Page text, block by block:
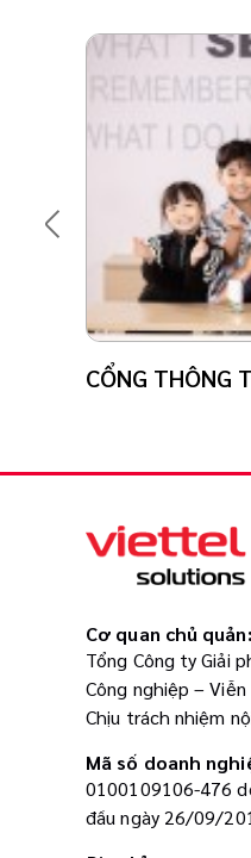
CỔNG
Cơ quan chủ quản:
Tổng Công ty Giải
Công nghiệp –
Chịu trách nhiệm
Mã số doanh
0100109106-476
đầu ngày 26/09/